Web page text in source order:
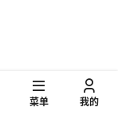
菜单 我的